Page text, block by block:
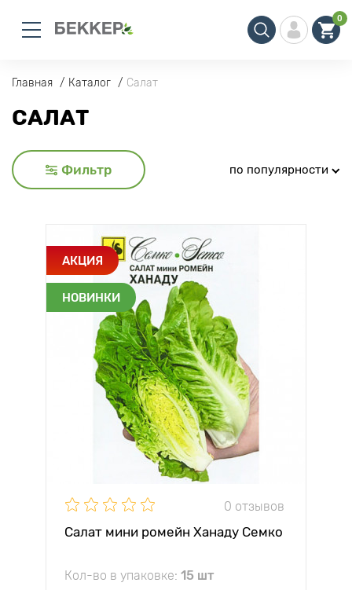
0
Главная Каталог Салат
САЛАТ
Фильтр по популярности
АКЦИЯ
НОВИНКИ
0 отзывов
Салат мини ромейн Ханаду Семко
Кол-во в упаковке: 15 шт